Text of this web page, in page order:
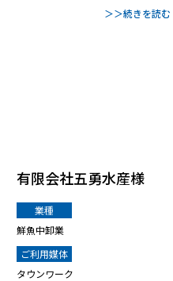
＞＞続きを読む
有限会社五勇水産様
業種
鮮魚中卸業
ご利用媒体
タウンワーク